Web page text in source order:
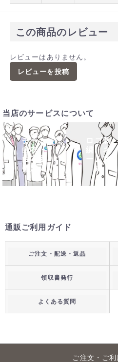
この商品のレビュー
レビューはありません。
レビューを投稿
当店のサービスについて
チーム
白衣・
白衣団
体購入
ロゴ刺
繍・ネ
ーム刺
繍
通販ご利用ガイド
ご注文・配送・返品
領収書発行
よくある質問
ご注文・ご